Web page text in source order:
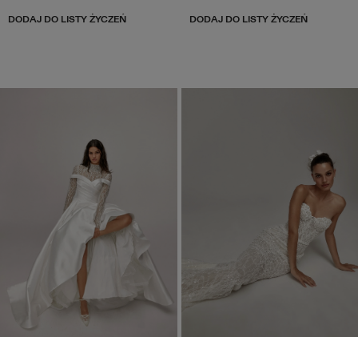
DODAJ DO LISTY ŻYCZEŃ DODAJ DO LISTY ŻYCZEŃ